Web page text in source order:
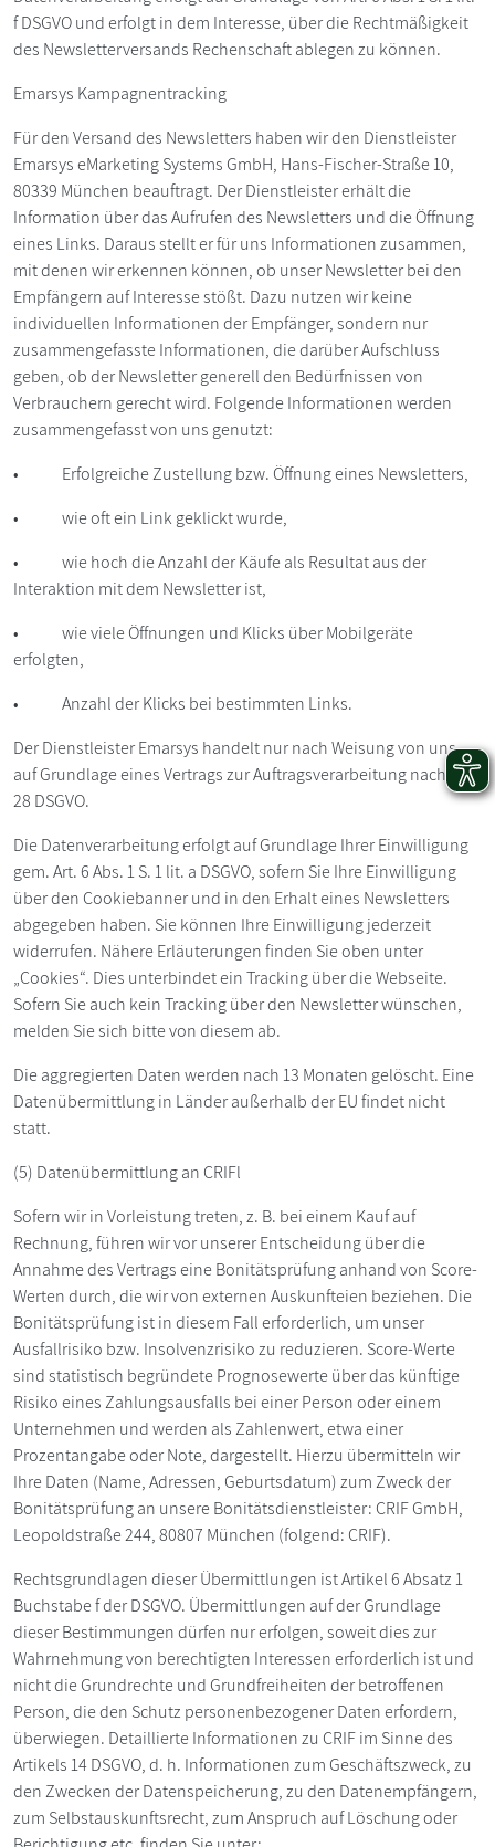
f DSGVO und erfolgt in dem Interesse, über die Rechtmäßigkeit
des Newsletterversands Rechenschaft ablegen zu können.
Emarsys Kampagnentracking
Für den Versand des Newsletters haben wir den Dienstleister
Emarsys eMarketing Systems GmbH, Hans-Fischer-Straße 10,
80339 München beauftragt. Der Dienstleister erhält die
Information über das Aufrufen des Newsletters und die Öffnung
eines Links. Daraus stellt er für uns Informationen zusammen,
mit denen wir erkennen können, ob unser Newsletter bei den
Empfängern auf Interesse stößt. Dazu nutzen wir keine
individuellen Informationen der Empfänger, sondern nur
zusammengefasste Informationen, die darüber Aufschluss
geben, ob der Newsletter generell den Bedürfnissen von
Verbrauchern gerecht wird. Folgende Informationen werden
zusammengefasst von uns genutzt:
• Erfolgreiche Zustellung bzw. Öffnung eines Newsletters,
• wie oft ein Link geklickt wurde,
• wie hoch die Anzahl der Käufe als Resultat aus der
Interaktion mit dem Newsletter ist,
• wie viele Öffnungen und Klicks über Mobilgeräte
erfolgten,
• Anzahl der Klicks bei bestimmten Links.
Der Dienstleister Emarsys handelt nur nach Weisung von uns
auf Grundlage eines Vertrags zur Auftragsverarbeitung nach Art.
28 DSGVO.
Die Datenverarbeitung erfolgt auf Grundlage Ihrer Einwilligung
gem. Art. 6 Abs. 1 S. 1 lit. a DSGVO, sofern Sie Ihre Einwilligung
über den Cookiebanner und in den Erhalt eines Newsletters
abgegeben haben. Sie können Ihre Einwilligung jederzeit
widerrufen. Nähere Erläuterungen finden Sie oben unter
„Cookies“. Dies unterbindet ein Tracking über die Webseite.
Sofern Sie auch kein Tracking über den Newsletter wünschen,
melden Sie sich bitte von diesem ab.
Die aggregierten Daten werden nach 13 Monaten gelöscht. Eine
Datenübermittlung in Länder außerhalb der EU findet nicht
statt.
(5) Datenübermittlung an CRIFl
Sofern wir in Vorleistung treten, z. B. bei einem Kauf auf
Rechnung, führen wir vor unserer Entscheidung über die
Annahme des Vertrags eine Bonitätsprüfung anhand von Score-
Werten durch, die wir von externen Auskunfteien beziehen. Die
Bonitätsprüfung ist in diesem Fall erforderlich, um unser
Ausfallrisiko bzw. Insolvenzrisiko zu reduzieren. Score-Werte
sind statistisch begründete Prognosewerte über das künftige
Risiko eines Zahlungsausfalls bei einer Person oder einem
Unternehmen und werden als Zahlenwert, etwa einer
Prozentangabe oder Note, dargestellt. Hierzu übermitteln wir
Ihre Daten (Name, Adressen, Geburtsdatum) zum Zweck der
Bonitätsprüfung an unsere Bonitätsdienstleister: CRIF GmbH,
Leopoldstraße 244, 80807 München (folgend: CRIF).
Rechtsgrundlagen dieser Übermittlungen ist Artikel 6 Absatz 1
Buchstabe f der DSGVO. Übermittlungen auf der Grundlage
dieser Bestimmungen dürfen nur erfolgen, soweit dies zur
Wahrnehmung von berechtigten Interessen erforderlich ist und
nicht die Grundrechte und Grundfreiheiten der betroffenen
Person, die den Schutz personenbezogener Daten erfordern,
überwiegen. Detaillierte Informationen zu CRIF im Sinne des
Artikels 14 DSGVO, d. h. Informationen zum Geschäftszweck, zu
den Zwecken der Datenspeicherung, zu den Datenempfängern,
zum Selbstauskunftsrecht, zum Anspruch auf Löschung oder